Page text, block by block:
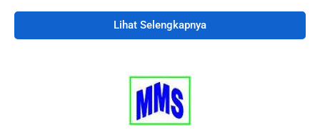
Lihat Selengkapnya